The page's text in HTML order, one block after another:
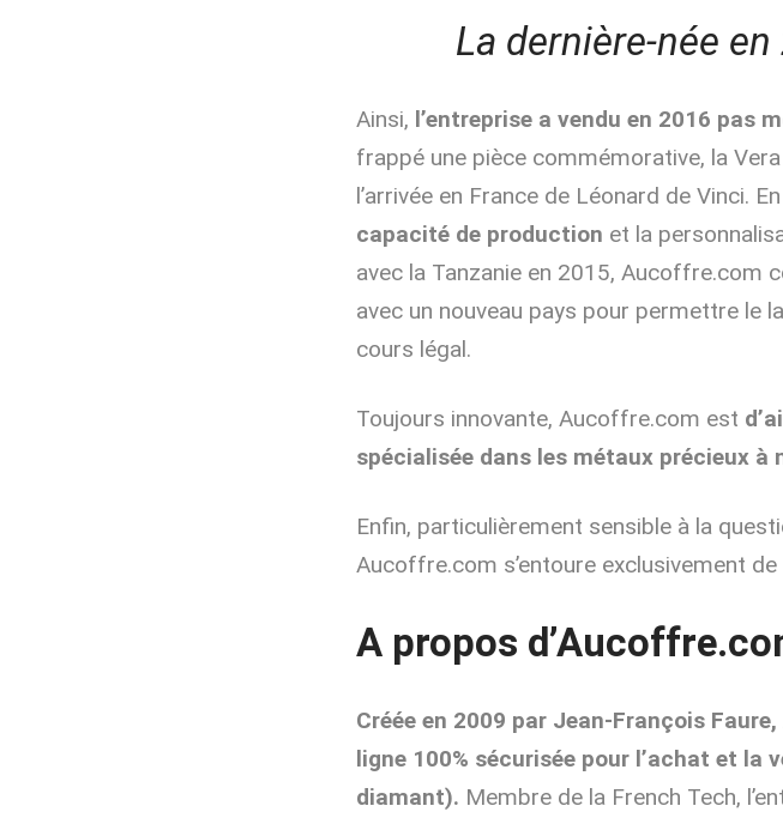
La dernière-née
Ainsi, l’entreprise a vendu en 2016 pas
frappé une pièce commémorative, la
l’arrivée en France de Léonard de Vinci.
capacité de production et la
avec la Tanzanie en 2015, Aucoffre.com
avec un nouveau pays pour permettre le
cours légal.
Toujours innovante, Aucoffre.com est
spécialisée dans les métaux précieux
Enfin, particulièrement sensible à la
Aucoffre.com s’entoure exclusivement
A propos
Créée en 2009 par Jean-François Faure,
ligne 100% sécurisée pour l’achat et la
diamant). Membre de la French Tech,